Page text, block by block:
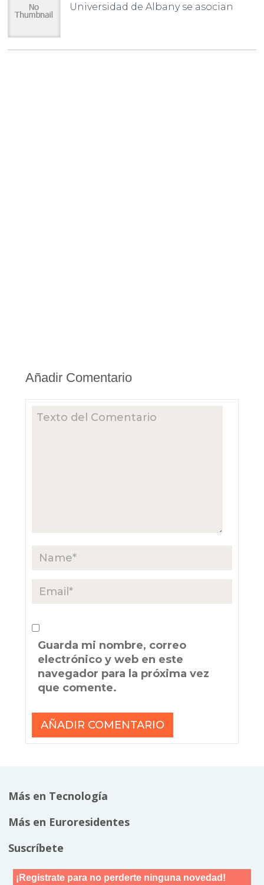
Universidad de Albany se asocian
Añadir Comentario
Guarda mi nombre, correo
electrónico y web en este
navegador para la próxima vez
que comente.
Más en Tecnología
Más en Euroresidentes
Suscríbete